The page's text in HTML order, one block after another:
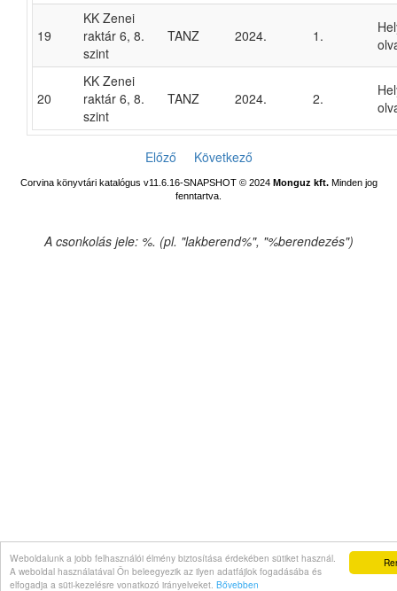
Weboldalunk a jobb felhasználói élmény biztosítása érdekében sütiket használ.
A weboldal használatával Ön beleegyezik az ilyen adatfájlok fogadásába és
elfogadja a süti-kezelésre vonatkozó irányelveket. Bővebben
19
KK Zenei
raktár 6, 8.
szint
TANZ 2024. 1.
20
KK Zenei
raktár 6, 8.
szint
TANZ 2024. 2.
Előző Következő
Corvina könyvtári katalógus v11.6.16-SNAPSHOT© 2024 Monguz kft.Minden jog
fenntartva.
A csonkolás jele: %. (pl. "lakberend%", "%berendezés")